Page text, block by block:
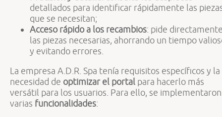
detallados para identificar rápidamente las
que se necesitan;
Acceso rápido a los recambios: pide
las piezas necesarias, ahorrando un tiempo
y evitando errores.
La empresa A.D.R. Spa tenía requisitos específicos y la
necesidad de optimizar el portal para hacerlo más
versátil para los usuarios. Para ello, se implementaron
varias funcionalidades: